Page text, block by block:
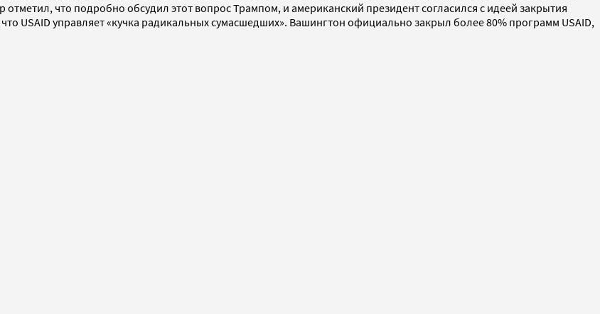
что подробно обсудил этот вопрос Трампом, и американский президент согласился с идеей закрытия
USAID управляет «кучка радикальных сумасшедших». Вашингтон официально закрыл более 80% программ USAID,